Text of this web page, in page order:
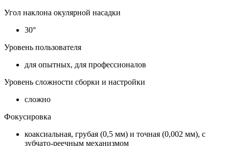
Угол наклона окулярной насадки
30°
Уровень пользователя
для опытных, для профессионалов
Уровень сложности сборки и настройки
сложно
Фокусировка
коаксиальная, грубая (0,5 мм) и точная (0,002 мм), с
зубчато-реечным механизмом